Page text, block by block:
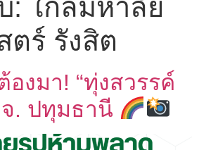
: ใกล้มหาลัย
ตร์ รังสิต
องมา! “ทุ่งสวรรค์
. ปทุมธานี